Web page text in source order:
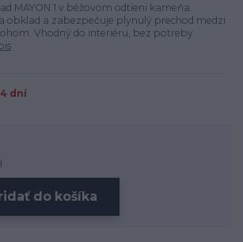
MAYON 1 v béžovom odtieni kameňa.
obklad a zabezpečuje plynulý prechod medzi
Vhodný do interiéru, bez potreby
dní
do košíka